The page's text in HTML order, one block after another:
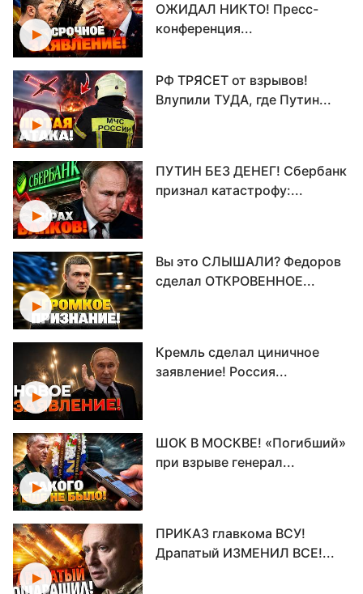
ОЖИДАЛ НИКТО! Пресс-
конференция...
РФ ТРЯСЕТ от взрывов!
Влупили ТУДА, где Путин...
ПУТИН БЕЗ ДЕНЕГ! Сбербанк
признал катастрофу:...
Вы это СЛЫШАЛИ? Федоров
сделал ОТКРОВЕННОЕ...
Кремль сделал циничное
заявление! Россия...
ШОК В МОСКВЕ! «Погибший»
при взрыве генерал...
ПРИКАЗ главкома ВСУ!
Драпатый ИЗМЕНИЛ ВСЕ!...